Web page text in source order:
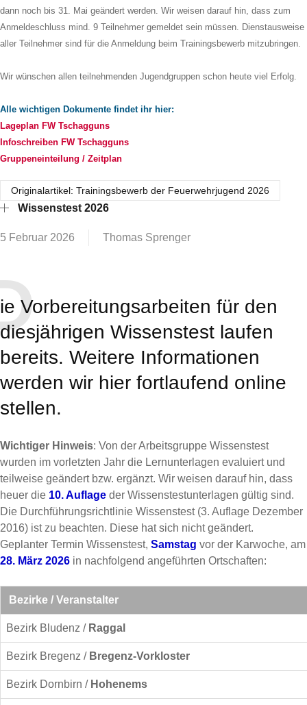
dann noch bis 31. Mai geändert werden. Wir weisen darauf hin, dass zum
Anmeldeschluss mind. 9 Teilnehmer gemeldet sein müssen. Dienstausweise
aller Teilnehmer sind für die Anmeldung beim Trainingsbewerb mitzubringen.
Wir wünschen allen teilnehmenden Jugendgruppen schon heute viel Erfolg.
Alle wichtigen Dokumente findet ihr hier:
Lageplan FW Tschagguns
Infoschreiben FW Tschagguns
Gruppeneinteilung / Zeitplan
Originalartikel: Trainingsbewerb der Feuerwehrjugend 2026
Wissenstest 2026
5 Februar 2026 Thomas Sprenger
ie Vorbereitungsarbeiten für den
diesjährigen Wissenstest laufen
bereits. Weitere Informationen
werden wir hier fortlaufend online
stellen.
Wichtiger Hinweis: Von der Arbeitsgruppe Wissenstest
wurden im vorletzten Jahr die Lernunterlagen evaluiert und
teilweise geändert bzw. ergänzt. Wir weisen darauf hin, dass
heuer die 10. Auflage der Wissenstestunterlagen gültig sind.
Die Durchführungsrichtlinie Wissenstest (3. Auflage Dezember
2016) ist zu beachten. Diese hat sich nicht geändert.
Geplanter Termin Wissenstest, Samstag vor der Karwoche, am
28. März 2026 in nachfolgend angeführten Ortschaften:
Bezirke / Veranstalter
Bezirk Bludenz / Raggal
Bezirk Bregenz / Bregenz-Vorkloster
Bezirk Dornbirn / Hohenems